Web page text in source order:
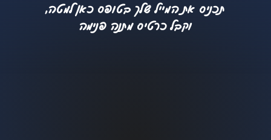
תכניס את המייל שלך בטופס כאן למטה,
וקבל כרטיס מתנה פנימה